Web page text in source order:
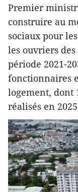
Premier
construire au
sociaux pour
les ouvriers
période 2021-
fonctionnaires
logement, dont
réalisés en